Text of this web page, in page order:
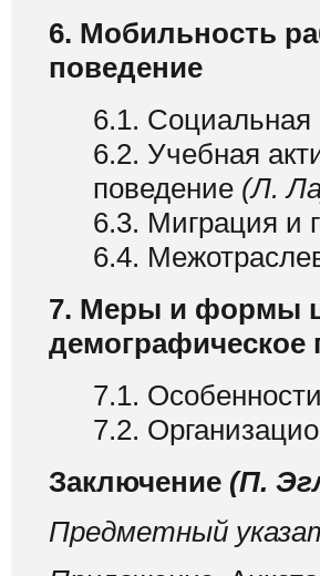
6. Мобильность
поведение
6.1.
6.2. Учебная
поведение (Л.
6.3. Миграция и
6.4.
7. Меры и формы
демографическое
7.1.
7.2.
Заключение (П.
Предметный